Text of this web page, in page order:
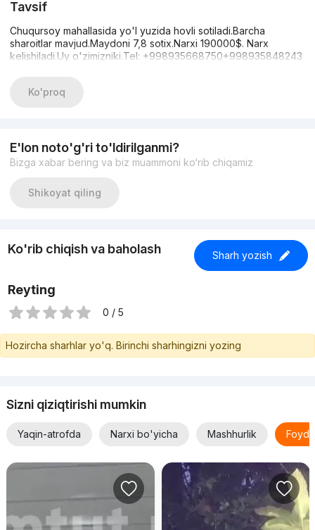
Tavsif
Chuqursoy mahallasida yo'l yuzida hovli sotiladi.Barcha
sharoitlar mavjud.Maydoni 7,8 sotix.Narxi 190000$. Narx
kelishiladi.Uy o'zimizniki.Tel: +998935668750+998935848243
Ko'proq
E'lon noto'g'ri to'ldirilganmi?
Bizga xabar bering va biz muammoni ko‘rib chiqamiz
Shikoyat qiling
Ko'rib chiqish va baholash Sharh yozish
Reyting
0 / 5
Hozircha sharhlar yo'q. Birinchi sharhingizni yozing
Sizni qiziqtirishi mumkin
Yaqin-atrofda Narxi bo'yicha Mashhurlik